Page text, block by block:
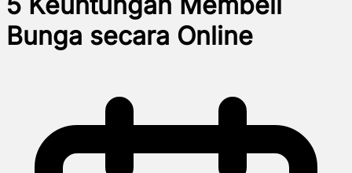
Bunga secara Online